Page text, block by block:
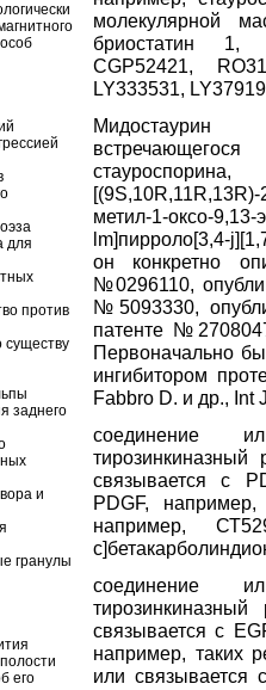
для
против
существу
заднего
и
гранулы
его
молекулярной
бриостатин 1,
CGP52421,
LY333531,
Мидостаурин
[(9S,10R,11R,13R)-
метил-1-оксо-
lm]пирроло[3,4-
он конкретно
№0296110,
№5093330,
патенте
Первоначально
ингибитором
Fabbro D. и др., Int
соединение
связывается с
PDGF, например,
например,
соединение
связывается с
например, таких
или связывается